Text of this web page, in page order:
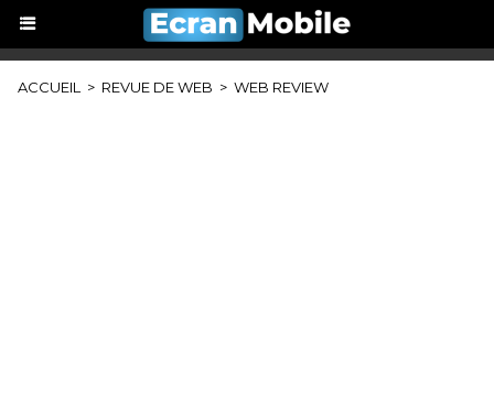
ACCUEIL > REVUE DE WEB > WEB REVIEW